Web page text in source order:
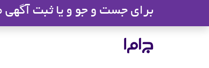
برای جست و جو و یا ثبت آگهی